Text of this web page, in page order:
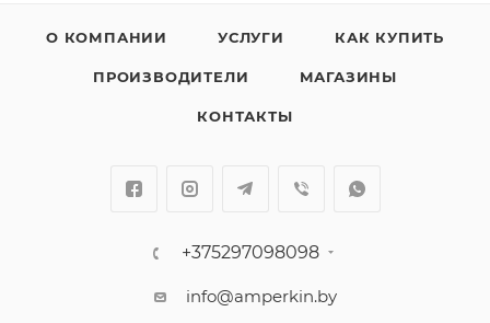
О КОМПАНИИ УСЛУГИ КАК КУПИТЬ
ПРОИЗВОДИТЕЛИ МАГАЗИНЫ
КОНТАКТЫ
+375297098098
info@amperkin.by